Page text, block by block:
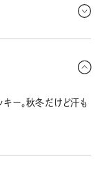
資について勉強した
立つけど、しっかり
ー。秋冬だけど汗も